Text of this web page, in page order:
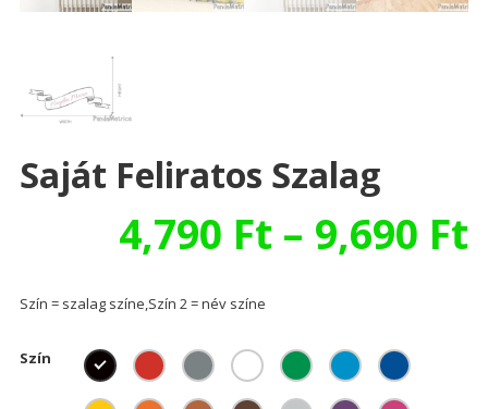
Saját Feliratos Szalag
4,790 Ft – 9,690 Ft
Szín = szalag színe,Szín 2 = név színe
Szín